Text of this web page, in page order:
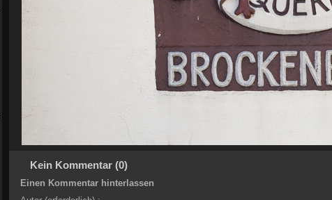
Kein Kommentar (0)
Einen Kommentar hinterlassen